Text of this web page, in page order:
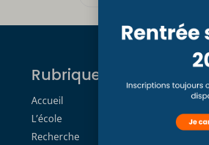
Rubriques
Accueil
L’école
Recherche